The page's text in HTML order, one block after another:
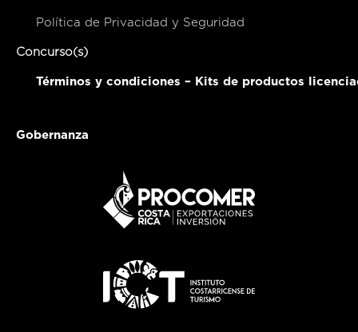
Política de Privacidad y Seguridad
Concurso(s)
Términos y condiciones – Kits de productos
Gobernanza